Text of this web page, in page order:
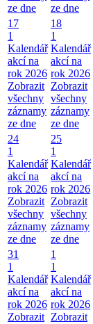
ze dne
ze dne
17
1
Kalendář
akcí na
rok 2026
Zobrazit
všechny
záznamy
ze dne
18
1
Kalendář
akcí na
rok 2026
Zobrazit
všechny
záznamy
ze dne
24
1
Kalendář
akcí na
rok 2026
Zobrazit
všechny
záznamy
ze dne
25
1
Kalendář
akcí na
rok 2026
Zobrazit
všechny
záznamy
ze dne
31
1
Kalendář
akcí na
rok 2026
Zobrazit
1
1
Kalendář
akcí na
rok 2026
Zobrazit